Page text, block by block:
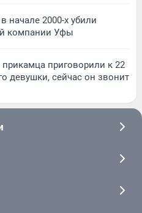
начале 2000-х убили
компании Уфы
прикамца приговорили к 22
девушки, сейчас он звонит